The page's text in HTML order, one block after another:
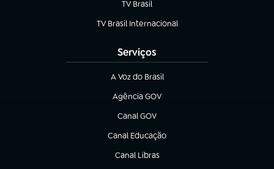
TV Brasil
(abre em nova aba)
TV Brasil Internacional
(abre em nova aba)
Serviços
A Voz do Brasil
(abre em nova aba)
Agência GOV
(abre em nova aba)
Canal GOV
(abre em nova aba)
Canal Educação
(abre em nova aba)
Canal Libras
(abre em nova aba)